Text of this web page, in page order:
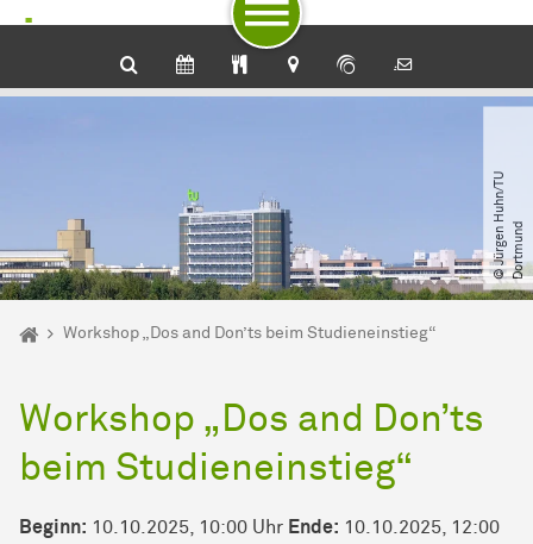
Unterseiten von „Veranstaltungsdetail“
Zur Navigation für Zielgruppen
Zur Navigation nach Themen
Zum Fuß der Seite mit weiteren Services
Zur Startseite
©
J
ü
r
g
e
n
H
u
h
n​
/​
T
U
D
o
r
t
m
u
nd
Sie sind hier:
Startseite
Workshop „Dos and Don’ts beim Studieneinstieg“
Workshop „Dos and Don’ts
beim Studieneinstieg“
Beginn: 10.10.2025, 10:00 Uhr Ende: 10.10.2025, 12:00